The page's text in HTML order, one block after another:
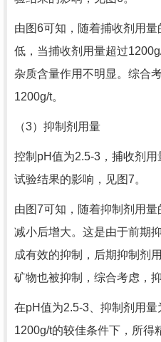
由图6可知，随着捕收剂用
低，当捕收剂用量超过
杂质含量作用不明显。综合
1200g/t。
（3）抑制剂用量
控制pH值为2.5-3，捕收剂
试验结果的影响，见图7。
由图7可知，随着抑制剂用
减小后增大。这是由于前期
成有效的抑制，后期抑制剂
矿物也被抑制，综合考虑，
在pH值为2.5-3、抑制剂用
1200g/t的较佳条件下，所得